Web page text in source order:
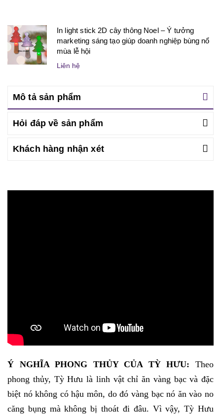
In light stick 2D cây thông Noel – Ý tưởng
marketing sáng tạo giúp doanh nghiệp bùng nổ
mùa lễ hội
Liên hệ
Mô tả sản phẩm
Hỏi đáp về sản phẩm
Khách hàng nhận xét
Ý NGHĨA PHONG THỦY CỦA TỲ HƯU: Theo
phong thủy, Tỳ Hưu là linh vật chỉ ăn vàng bạc và đặc
biệt nó không có hậu môn, do đó vàng bạc nó ăn vào no
căng bụng mà không bị thoát đi đâu. Vì vậy, Tỳ Hưu